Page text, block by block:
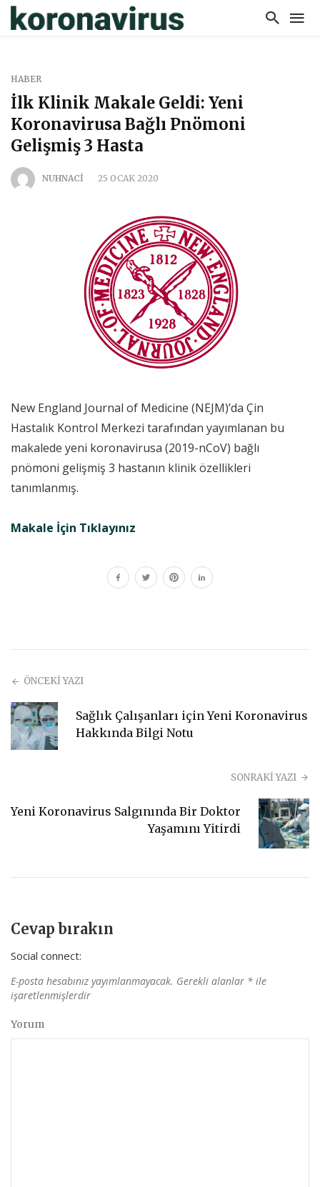
HABER
İlk Klinik Makale Geldi: Yeni
Koronavirusa Bağlı Pnömoni
Gelişmiş 3 Hasta
NUHNACI 25 OCAK 2020
New England Journal of Medicine (NEJM)’da Çin
Hastalık Kontrol Merkezi tarafından yayımlanan bu
makalede yeni koronavirusa (2019-nCoV) bağlı
pnömoni gelişmiş 3 hastanın klinik özellikleri
tanımlanmış.
Makale İçin Tıklayınız
ÖNCEKİ YAZI
Sağlık Çalışanları için Yeni Koronavirus
Hakkında Bilgi Notu
SONRAKİ YAZI
Yeni Koronavirus Salgınında Bir Doktor
Yaşamını Yitirdi
Cevap bırakın
Social connect:
E-posta hesabınız yayımlanmayacak. Gerekli alanlar * ile
işaretlenmişlerdir
Yorum